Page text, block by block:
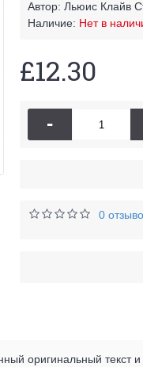
Автор: Льюис Клайв
Наличие: Нет в
£12.30
-
0
оригинальный текст